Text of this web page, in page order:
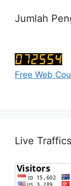
Jumlah
Free Web
Live Traffics